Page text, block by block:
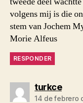
volgens mij is die
stem van Jochem
Morie Alfeus
RESPONDER
turkcedice:
14 de febrero